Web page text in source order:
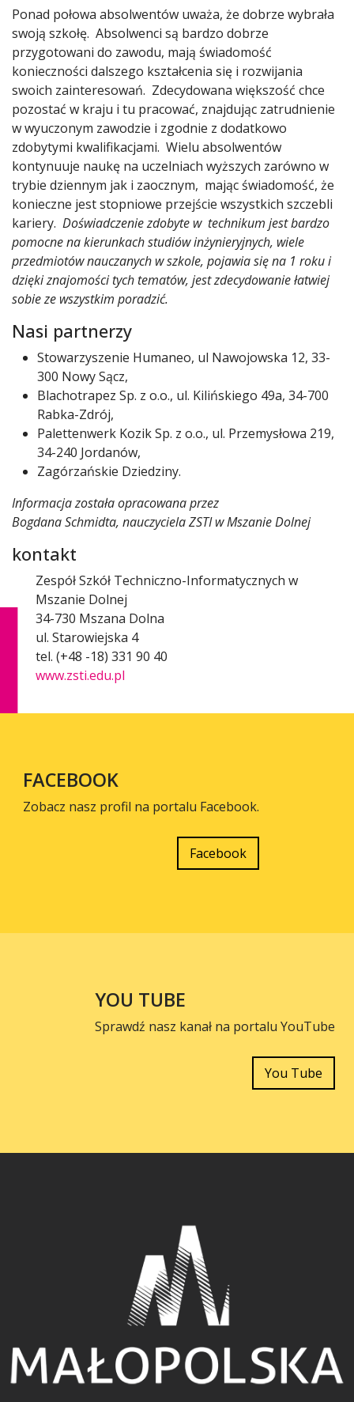
Ponad połowa absolwentów uważa, że dobrze wybrała
swoją szkołę. Absolwenci są bardzo dobrze
przygotowani do zawodu, mają świadomość
konieczności dalszego kształcenia się i rozwijania
swoich zainteresowań. Zdecydowana większość chce
pozostać w kraju i tu pracować, znajdując zatrudnienie
w wyuczonym zawodzie i zgodnie z dodatkowo
zdobytymi kwalifikacjami. Wielu absolwentów
kontynuuje naukę na uczelniach wyższych zarówno w
trybie dziennym jak i zaocznym, mając świadomość, że
konieczne jest stopniowe przejście wszystkich szczebli
kariery. Doświadczenie zdobyte w technikum jest bardzo
pomocne na kierunkach studiówinżynieryjnych, wiele
przedmiotów nauczanych w szkole, pojawiasię na 1 roku i
dzięki znajomości tych tematów, jest zdecydowanie łatwiej
sobie ze wszystkim poradzić.
Nasi partnerzy
Stowarzyszenie Humaneo, ul Nawojowska 12, 33-
300 Nowy Sącz,
Blachotrapez Sp. z o.o., ul. Kilińskiego 49a, 34-700
Rabka-Zdrój,
Palettenwerk Kozik Sp. z o.o., ul. Przemysłowa 219,
34-240 Jordanów,
Zagórzańskie Dziedziny.
Informacja została opracowana przez
Bogdana Schmidta, nauczyciela ZSTI w Mszanie Dolnej
kontakt
Zespół Szkół Techniczno-Informatycznych w
Mszanie Dolnej
34-730 Mszana Dolna
ul. Starowiejska 4
tel. (+48 -18) 331 90 40
www.zsti.edu.pl
FACEBOOK
Zobacz nasz profil na portalu Facebook.
Facebook
YOU TUBE
Sprawdź nasz kanał na portalu YouTube
You Tube